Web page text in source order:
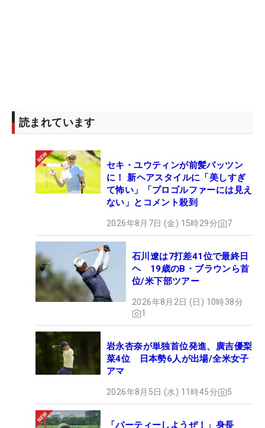
読まれています
セキ・ユウティンが前髪パッツン
に！ 新ヘアスタイルに「美しすぎ
て怖い」「プロゴルファーには見え
ない」とコメント殺到
2026年8月7日 (金) 15時29分 7
石川遼は7打差41位で最終日
ヘ 19歳のB・ブラウンら首
位/米下部ツアー
2026年8月2日 (日) 10時38分
1
岩永杏奈が単独首位発進、廣吉優梨
菜4位 日本勢6人が出場/全米女子
アマ
2026年8月5日 (水) 11時45分 5
「パーティーしようぜ！」身長